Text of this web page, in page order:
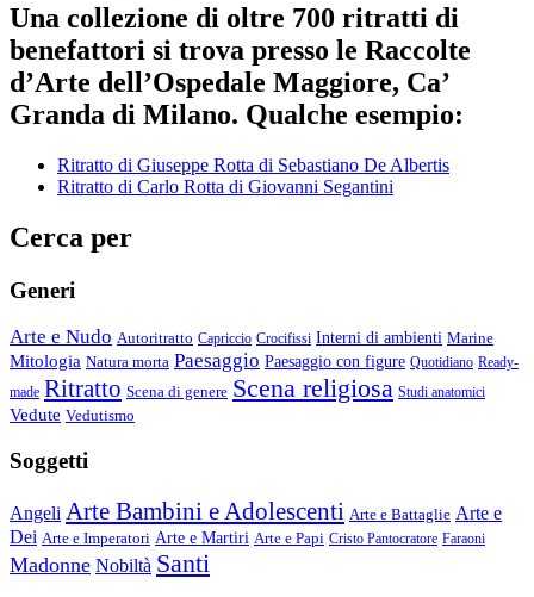
Una collezione di oltre 700 ritratti di
benefattori si trova presso le Raccolte
d’Arte dell’Ospedale Maggiore, Ca’
Granda di Milano. Qualche esempio:
Ritratto di Giuseppe Rotta di Sebastiano De Albertis
Ritratto di Carlo Rotta di Giovanni Segantini
Cerca per
Generi
Arte e Nudo Autoritratto Capriccio Crocifissi Interni di ambienti Marine
Mitologia Natura morta Paesaggio Paesaggio con figure Quotidiano Ready-
made Ritratto Scena di genere Scena religiosa Studi anatomici
Vedute Vedutismo
Soggetti
Angeli Arte Bambini e Adolescenti Arte e Battaglie Arte e
Dei Arte e Imperatori Arte e Martiri Arte e Papi Cristo Pantocratore Faraoni
Madonne Nobiltà Santi